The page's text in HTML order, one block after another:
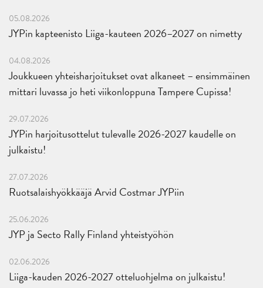
05.08.2026
JYPin kapteenisto Liiga-kauteen 2026–2027 on nimetty
04.08.2026
Joukkueen yhteisharjoitukset ovat alkaneet – ensimmäinen
mittari luvassa jo heti viikonloppuna Tampere Cupissa!
29.07.2026
JYPin harjoitusottelut tulevalle 2026-2027 kaudelle on
julkaistu!
27.07.2026
Ruotsalaishyökkääjä Arvid Costmar JYPiin
25.06.2026
JYP ja Secto Rally Finland yhteistyöhön
02.06.2026
Liiga-kauden 2026-2027 otteluohjelma on julkaistu!